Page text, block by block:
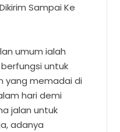
Sampai Ke
umum ialah
untuk
yang memadai di
hari demi
jalan untuk
adanya